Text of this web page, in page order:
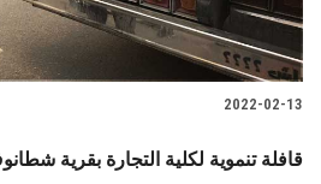
2022-02-13
قافلة تنموية لكلية التجارة بقرية